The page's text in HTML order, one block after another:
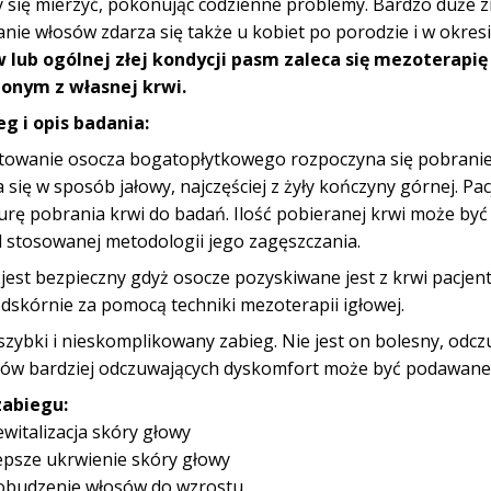
włosów zdarza się także u kobiet po porodzie i w
lub ogólnej złej kondycji pasm zaleca się
z własnej krwi.
i opis badania:
osocza bogatopłytkowego rozpoczyna się
w sposób jałowy, najczęściej z żyły kończyny górnej.
pobrania krwi do badań. Ilość pobieranej krwi może
stosowanej metodologii jego zagęszczania.
bezpieczny gdyż osocze pozyskiwane jest z krwi
za pomocą techniki mezoterapii igłowej.
i nieskomplikowany zabieg. Nie jest on bolesny,
bardziej odczuwających dyskomfort może być
skóry głowy
ukrwienie skóry głowy